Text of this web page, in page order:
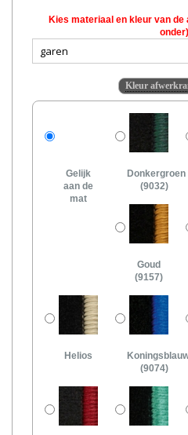
Kies materiaal en kleur van
Kleur
Gelijk
aan de
mat
Donkergroen
(9032)
Goud
(9157)
Helios
(9074)